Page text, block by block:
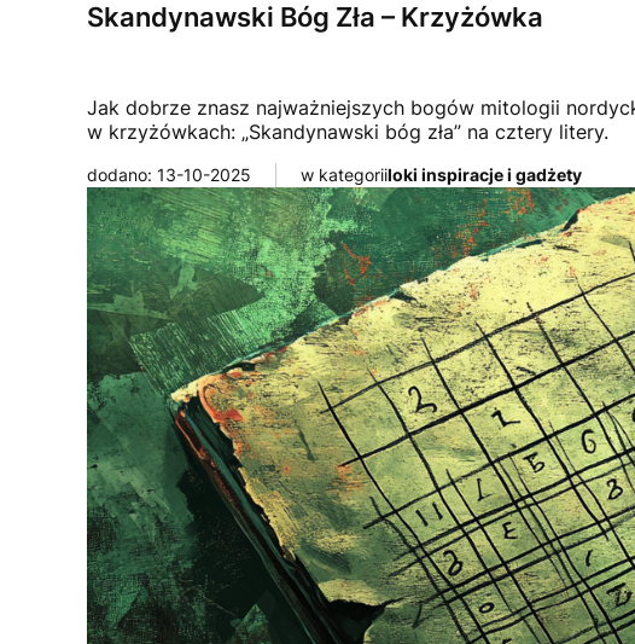
Skandynawski Bóg Zła – Krzyżówka
Jak dobrze znasz najważniejszych bogów mitologii
w krzyżówkach: „Skandynawski bóg zła” na cztery litery.
dodano: 13-10-2025 w kategoriiloki inspiracje i gadżety